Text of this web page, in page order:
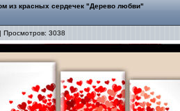
из красных сердечек "Дерево любви"
Просмотров: 3038